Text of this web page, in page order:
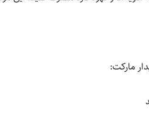
مارکت: